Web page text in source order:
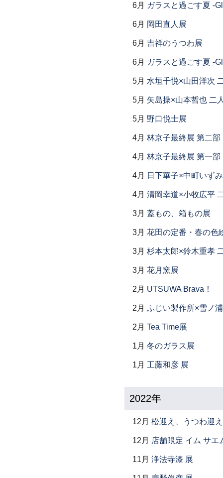
6月 ガラスと過ごす夏 -
6月 岡田直人展
6月 吉祥のうつわ展
6月 ガラスと過ごす夏 -
5月 水垣千悦×山田洋次
5月 矢島操×山本哲也 二
5月 野口悦士展
4月 林京子最終展 第二
4月 林京子最終展 第一
4月 日下華子×中町いず
4月 清岡幸道×小牧広平
3月 蓋もの、箱もの展
3月 花田の定番・春の色
3月 杉本太郎×鈴木重孝
3月 花月窯展
2月 UTSUWA Brava！
2月 ふじい製作所×雪ノ
2月 Tea Time展
1月 冬のガラス展
1月 工藤和彦 展
2022年
12月 松迎え、うつわ迎
12月 店舗限定 イム サ
11月 浄法寺漆 展